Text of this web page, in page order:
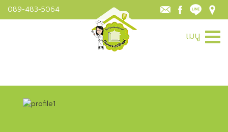
089-483-5064
เมนู